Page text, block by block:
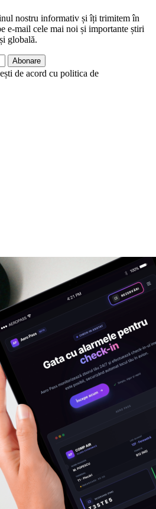
nostru informativ și îți trimitem în
e-mail cele mai noi și importante știri
globală.
Abonare
de acord cu politica de